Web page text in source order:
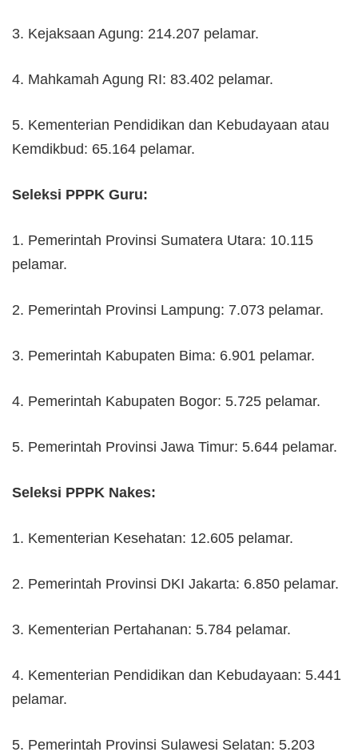
3. Kejaksaan Agung: 214.207 pelamar.
4. Mahkamah Agung RI: 83.402 pelamar.
5. Kementerian Pendidikan dan Kebudayaan atau
Kemdikbud: 65.164 pelamar.
Seleksi PPPK Guru:
1. Pemerintah Provinsi Sumatera Utara: 10.115
pelamar.
2. Pemerintah Provinsi Lampung: 7.073 pelamar.
3. Pemerintah Kabupaten Bima: 6.901 pelamar.
4. Pemerintah Kabupaten Bogor: 5.725 pelamar.
5. Pemerintah Provinsi Jawa Timur: 5.644 pelamar.
Seleksi PPPK Nakes:
1. Kementerian Kesehatan: 12.605 pelamar.
2. Pemerintah Provinsi DKI Jakarta: 6.850 pelamar.
3. Kementerian Pertahanan: 5.784 pelamar.
4. Kementerian Pendidikan dan Kebudayaan: 5.441
pelamar.
5. Pemerintah Provinsi Sulawesi Selatan: 5.203